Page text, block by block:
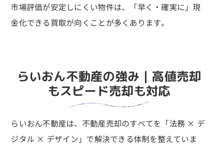
市場評価が安定しにくい物件は、「早く・確実に」現
金化できる買取が向くことが多くあります。
らいおん不動産の強み｜高値売却
もスピード売却も対応
らいおん不動産は、不動産売却のすべてを「法務 × デ
ジタル × デザイン」で解決できる体制を整えていま